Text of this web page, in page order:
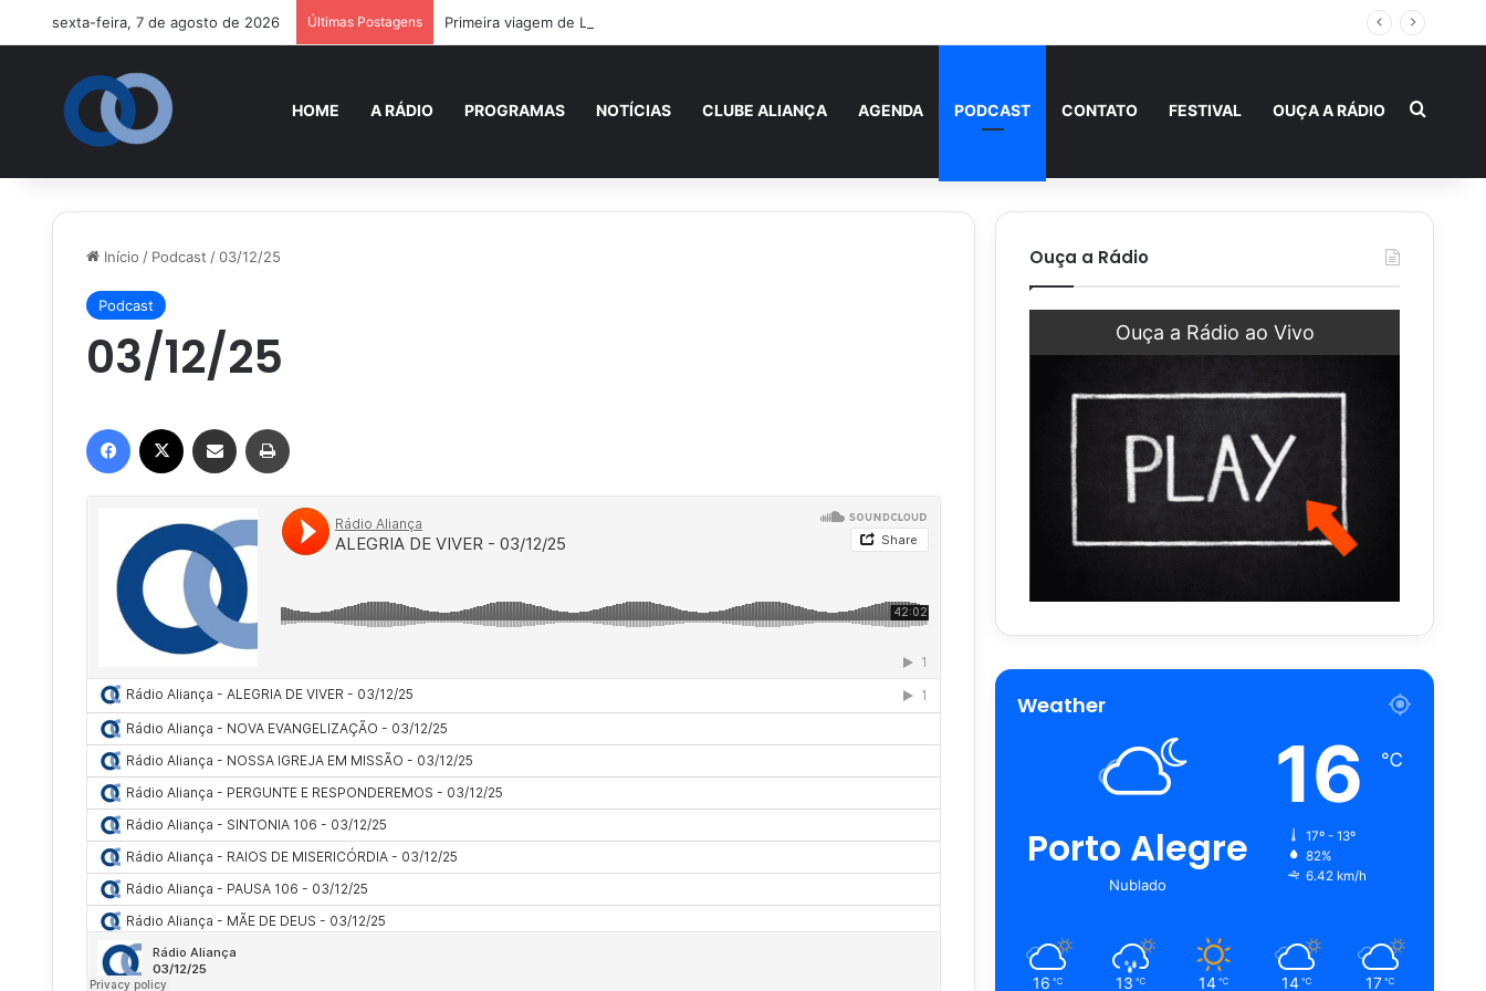
sexta-feira, 7 de agosto de 2026 Últimas Postagens Primeira viagem de Leão XIV à América Latina terá passagem por Uruguai, Argentina e Peru
HOME A RÁDIO PROGRAMAS NOTÍCIAS CLUBE ALIANÇA AGENDA PODCAST CONTATO FESTIVAL OUÇA A RÁDIO
Início / Podcast /03/12/25
Podcast
03/12/25
Ouça a Rádio
Ouça a Rádio ao Vivo
Weather
Porto Alegre
Nublado
16 ℃
17º - 13º
82%
6.42 km/h
16 ℃ 13 ℃ 14 ℃ 14 ℃ 17 ℃